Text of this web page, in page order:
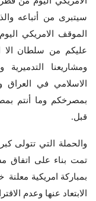
سيتبرى من أتباعه
الموقف الامريكي
عليكم من سلطان الا
ومشاريعنا التدميرية
الاسلامي في العراق
بمصرخكم وما أنتم
قبل.
والحملة التي تتولى
تمت بناء على اتفاق
بمباركة امريكية
الابتعاد عنها وعدم